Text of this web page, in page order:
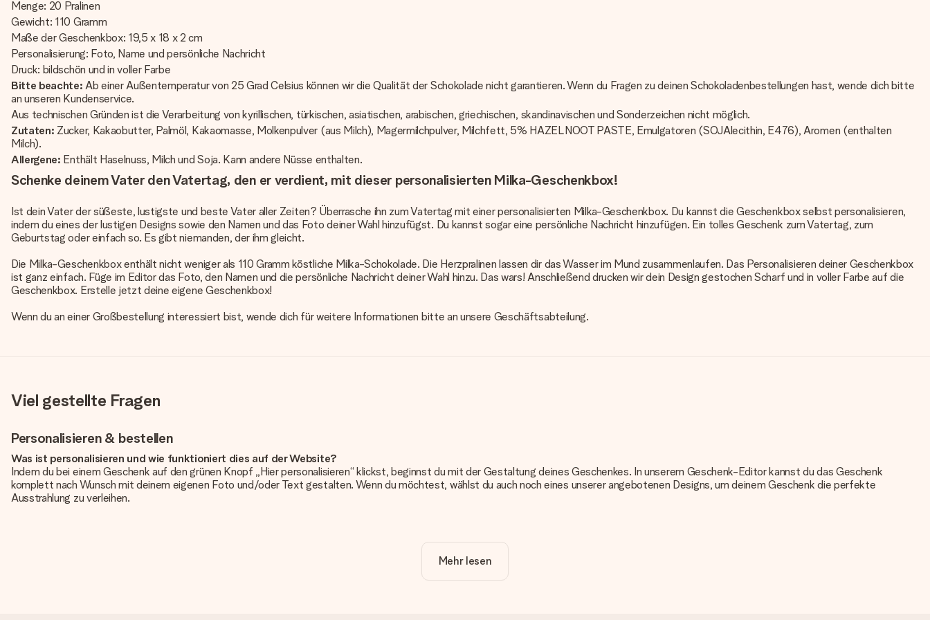
Menge: 20 Pralinen
Gewicht: 110 Gramm
Maße der Geschenkbox: 19,5 x 18 x 2 cm
Personalisierung: Foto, Name und persönliche Nachricht
Druck: bildschön und in voller Farbe
Bitte beachte:Ab einer Außentemperatur von 25 Grad Celsius können wir die Qualität der Schokolade nicht garantieren. Wenn du Fragen zu deinen Schokoladenbestellungen hast, wende dich bitte
an unseren Kundenservice.
Aus technischen Gründen ist die Verarbeitung von kyrillischen, türkischen, asiatischen, arabischen, griechischen, skandinavischen und Sonderzeichen nicht möglich.
Zutaten: Zucker, Kakaobutter, Palmöl, Kakaomasse, Molkenpulver (aus Milch), Magermilchpulver, Milchfett, 5% HAZELNOOT PASTE, Emulgatoren (SOJAlecithin, E476), Aromen (enthalten
Milch).
Allergene: Enthält Haselnuss, Milch und Soja. Kann andere Nüsse enthalten.
Schenke deinem Vater den Vatertag, den er verdient, mit dieser personalisierten Milka-Geschenkbox!
Ist dein Vater der süßeste, lustigste und beste Vater aller Zeiten? Überrasche ihn zum Vatertag mit einer personalisierten Milka-Geschenkbox. Du kannst die Geschenkbox selbst personalisieren,
indem du eines der lustigen Designs sowie den Namen und das Foto deiner Wahl hinzufügst. Du kannst sogar eine persönliche Nachricht hinzufügen. Ein tolles Geschenk zum Vatertag, zum
Geburtstag oder einfach so. Es gibt niemanden, der ihm gleicht.
Die Milka-Geschenkbox enthält nicht weniger als 110 Gramm köstliche Milka-Schokolade. Die Herzpralinen lassen dir das Wasser im Mund zusammenlaufen. Das Personalisieren deiner Geschenkbox
ist ganz einfach. Füge im Editor das Foto, den Namen und die persönliche Nachricht deiner Wahl hinzu. Das wars! Anschließend drucken wir dein Design gestochen Scharf und in voller Farbe auf die
Geschenkbox. Erstelle jetzt deine eigene Geschenkbox!
Wenn du an einer Großbestellung interessiert bist, wende dich für weitere Informationen bitte an unsere Geschäftsabteilung.
Viel gestellte Fragen
Personalisieren & bestellen
Was ist personalisieren und wie funktioniert dies auf der Website?
Indem du bei einem Geschenk auf den grünen Knopf „Hier personalisieren“ klickst, beginnst du mit der Gestaltung deines Geschenkes. In unserem Geschenk-Editor kannst du das Geschenk
komplett nach Wunsch mit deinem eigenen Foto und/oder Text gestalten. Wenn du möchtest, wählst du auch noch eines unserer angebotenen Designs, um deinem Geschenk die perfekte
Ausstrahlung zu verleihen.
Wir möchten sicherstellen, dass du mit deinem Geschenk rundum zufrieden bist. Deshalb ist es wichtig, qualitativ hochwertige Fotos zu verwenden. Wenn du dir nicht sicher bist, ob dein Bild die
Mehr lesen